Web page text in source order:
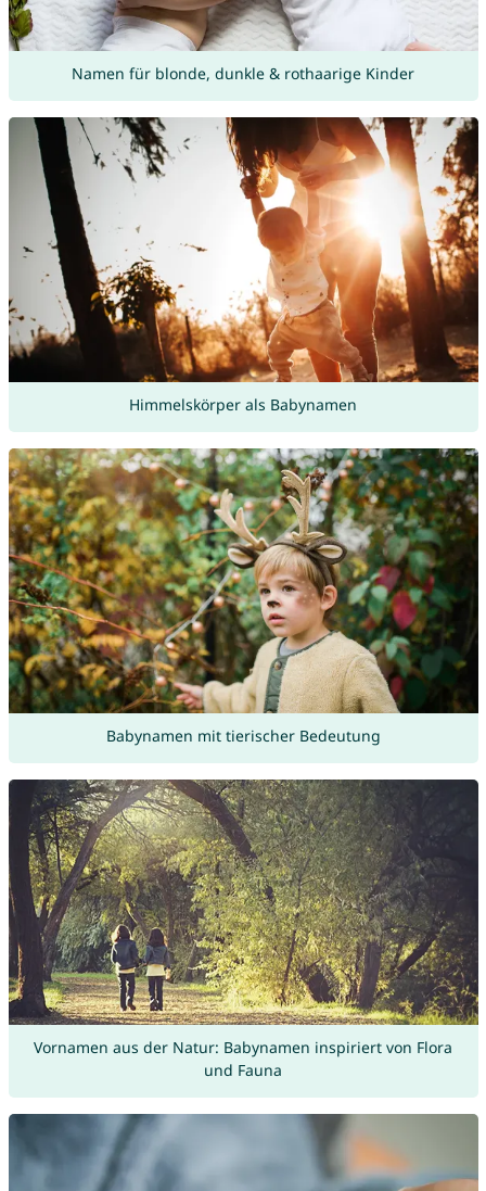
Namen für blonde, dunkle & rothaarige Kinder
Himmelskörper als Babynamen
Babynamen mit tierischer Bedeutung
Vornamen aus der Natur: Babynamen inspiriert von Flora
und Fauna